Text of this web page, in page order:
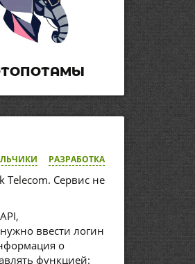
РАЗРАБОТКА
Telecom. Сервис не
ввести логин
о
функцией: